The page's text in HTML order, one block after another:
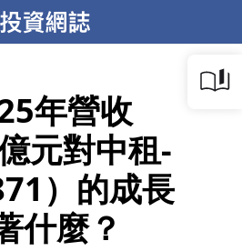
年營收
元對中租-
）的成長
什麼？